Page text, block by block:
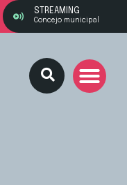
STREAMING
Concejo municipal